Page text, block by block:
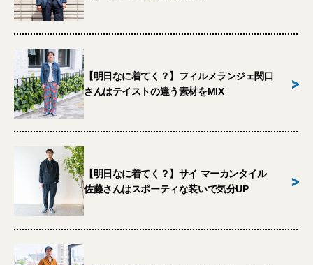
【明日なに着てく？】フィルメランジェ関口
さんはテイストの違う素材をMIX
>
【明日なに着てく？】サイ マーカンタイル
佐藤さんはスポーティな装いで気分UP
>